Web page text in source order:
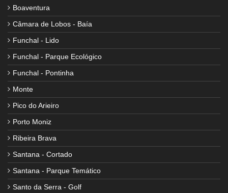
Boaventura
Câmara de Lobos - Baía
Funchal - Lido
Funchal - Parque Ecológico
Funchal - Pontinha
Monte
Pico do Arieiro
Porto Moniz
Ribeira Brava
Santana - Cortado
Santana - Parque Temático
Santo da Serra - Golf